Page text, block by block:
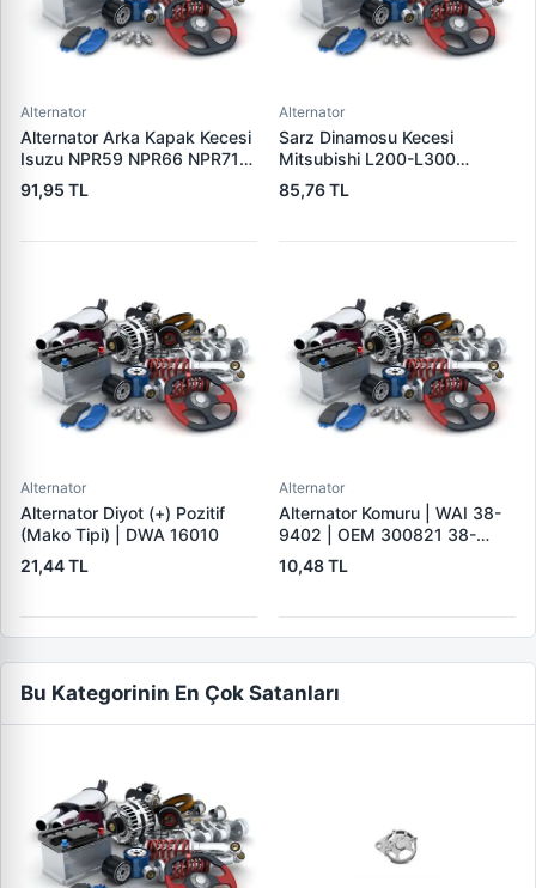
Alternator
Alternator Arka Kapak Kecesi
Isuzu NPR59 NPR66 NPR71
Nqr Nkr KS22 MD27 Turkuaz
15×32×7.5 | 3E 5888310 |
91,95 TL
Alternator
Sarz Dinamosu Kecesi
Mitsubishi L200-L300
Alternator Kecesi | 3E
5815305 | OEM 15305
85,76 TL
Alternator
Alternator Diyot (+) Pozitif
(Mako Tipi) | DWA 16010
21,44 TL
Alternator
Alternator Komuru | WAI 38-
9402 | OEM 300821 38-
9402
10,48 TL
Bu Kategorinin En Çok Satanları